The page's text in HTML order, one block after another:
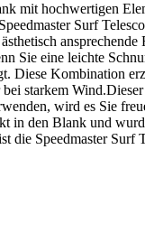
mit hochwertigen
Surf
Sie eine leichte
Diese Kombination
starkem
wird es Sie
in den Blank und
Speedmaster Surf